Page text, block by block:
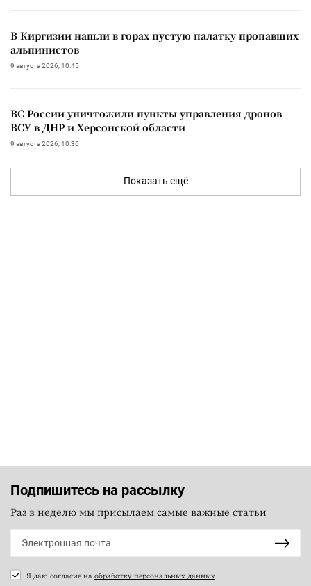
В Киргизии нашли в горах пустую палатку пропавших
альпинистов
9 августа 2026, 10:45
ВС России уничтожили пункты управления дронов
ВСУ в ДНР и Херсонской области
9 августа 2026, 10:36
Показать ещё
Подпишитесь на рассылку
Раз в неделю мы присылаем самые важные статьи
Я даю согласие на обработку персональных данных